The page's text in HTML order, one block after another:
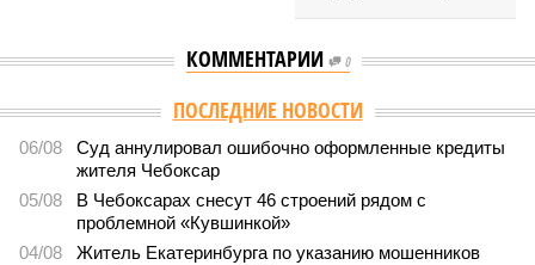
КОММЕНТАРИИ 0
Версия //Общество //
В регионе учреждены удостоверения мастеров
В регионе учреждены удостоверения мастеров спорта по
борьбе керешу
2044
Заткнуть за пояс